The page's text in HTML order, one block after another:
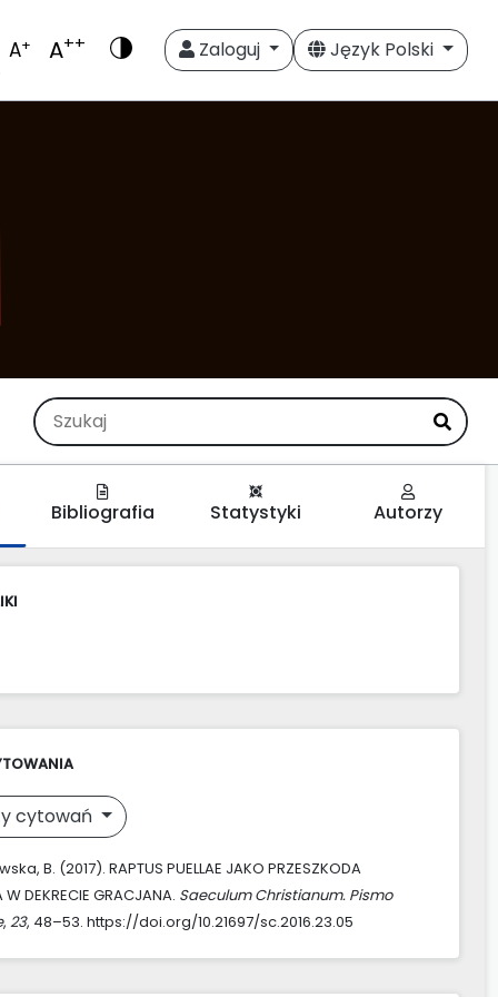
A+ A++ Zaloguj Język Polski
Bibliografia Statystyki Autorzy
cytowań
B. (2017). RAPTUS PUELLAE JAKO PRZESZKODA
W DEKRECIE GRACJANA. Saeculum Christianum. Pismo
, 23, 48–53. https://doi.org/10.21697/sc.2016.23.05